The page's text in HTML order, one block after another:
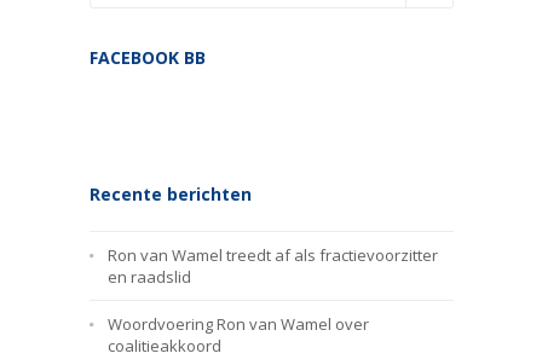
FACEBOOK BB
Recente berichten
Ron van Wamel treedt af als fractievoorzitter
en raadslid
Woordvoering Ron van Wamel over
coalitieakkoord